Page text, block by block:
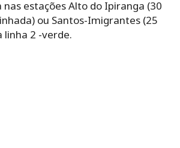
nas estações Alto do Ipiranga (30
ou Santos-Imigrantes (25
linha 2 -verde.